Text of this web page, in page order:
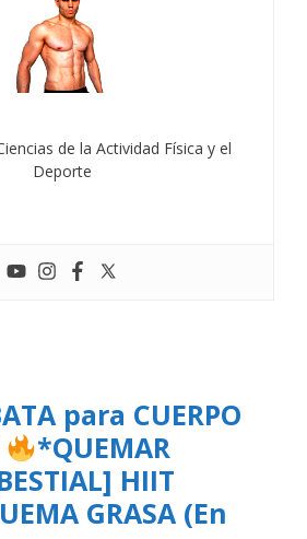
de la Actividad Física y el
Deporte
para CUERPO
*QUEMAR
HIIT
GRASA (En